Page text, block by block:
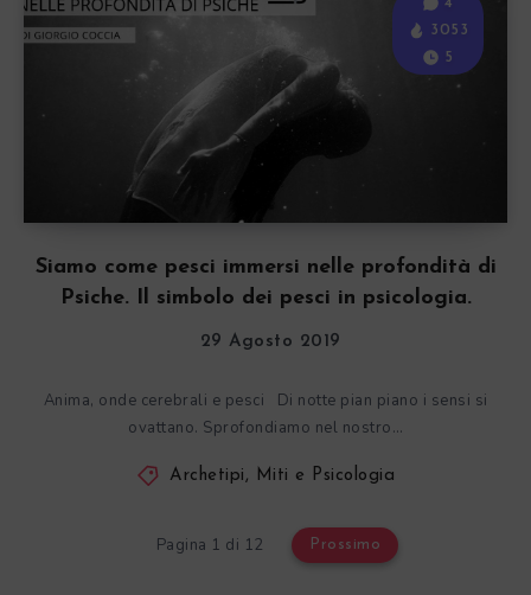
Siamo come pesci immersi nelle profondità di
Psiche. Il simbolo dei pesci in psicologia.
3053
5
29 Agosto 2019
Anima, onde cerebrali e pesci Di notte pian piano i sensi si
ovattano. Sprofondiamo nel nostro…
Archetipi, Miti e Psicologia
Pagina 1 di 12 Prossimo